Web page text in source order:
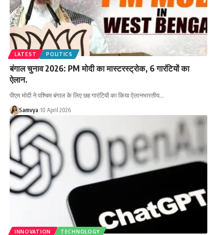
LATEST POLITICS
बंगाल चुनाव 2026: PM मोदी का मास्टरस्ट्रोक, 6 गारंटियों का
ऐलान.
पीएम मोदी ने पश्चिम बंगाल के लिए छह गारंटियों का किया ऐलानभारतीय…
Samvya 10 April 2026
INNOVATION TECHNOLOGY